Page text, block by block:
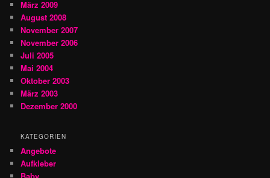
März 2009
August 2008
November 2007
November 2006
Juli 2005
Mai 2004
Oktober 2003
März 2003
Dezember 2000
KATEGORIEN
Angebote
Aufkleber
Baby